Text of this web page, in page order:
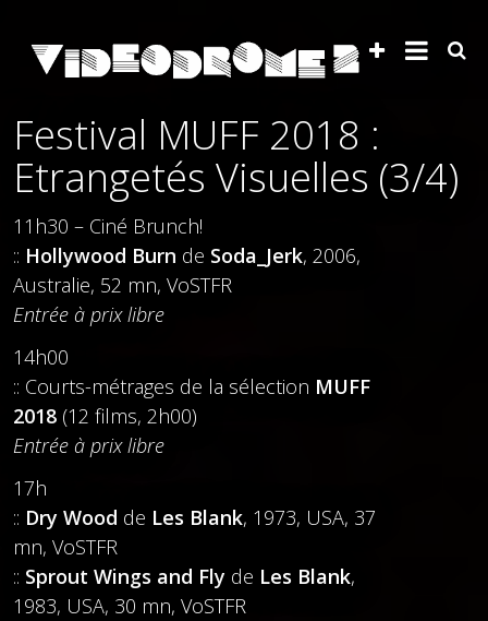
Festival MUFF 2018 :
Etrangetés Visuelles (3/4)
11h30 – Ciné Brunch!
:: Hollywood Burn de Soda_Jerk, 2006,
Australie, 52 mn, VoSTFR
Entrée à prix libre
14h00
:: Courts-métrages de la sélection MUFF
2018 (12 films, 2h00)
Entrée à prix libre
17h
:: Dry Wood de Les Blank, 1973, USA, 37
mn, VoSTFR
:: Sprout Wings and Fly de Les Blank,
1983, USA, 30 mn, VoSTFR